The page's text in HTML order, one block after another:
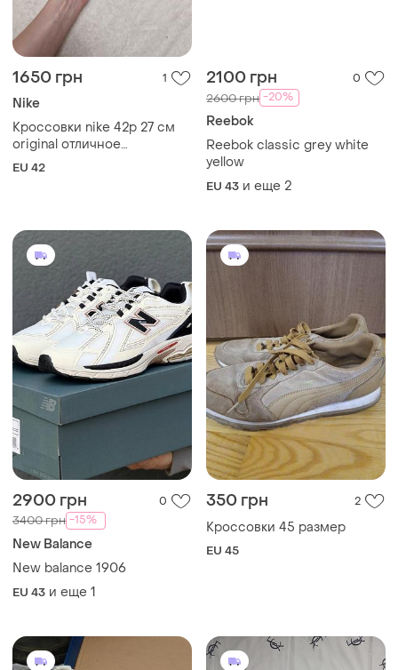
1650 грн 1
Nike
Кроссовки nike 42р 27 см
original отличное
состояние
EU 42
2100 грн 0
2600 грн -20%
Reebok
Reebok classic grey white
yellow
EU 43 и еще 2
2900 грн 0
3400 грн -15%
New Balance
New balance 1906
EU 43 и еще 1
350 грн 2
Кроссовки 45 размер
EU 45